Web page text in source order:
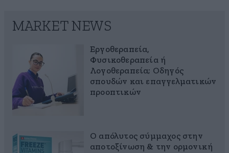
MARKET NEWS
Εργοθεραπεία,
Φυσικοθεραπεία ή
Λογοθεραπεία; Οδηγός
σπουδών και επαγγελματικών
προοπτικών
Ο απόλυτος σύμμαχος στην
αποτοξίνωση & την ορμονική